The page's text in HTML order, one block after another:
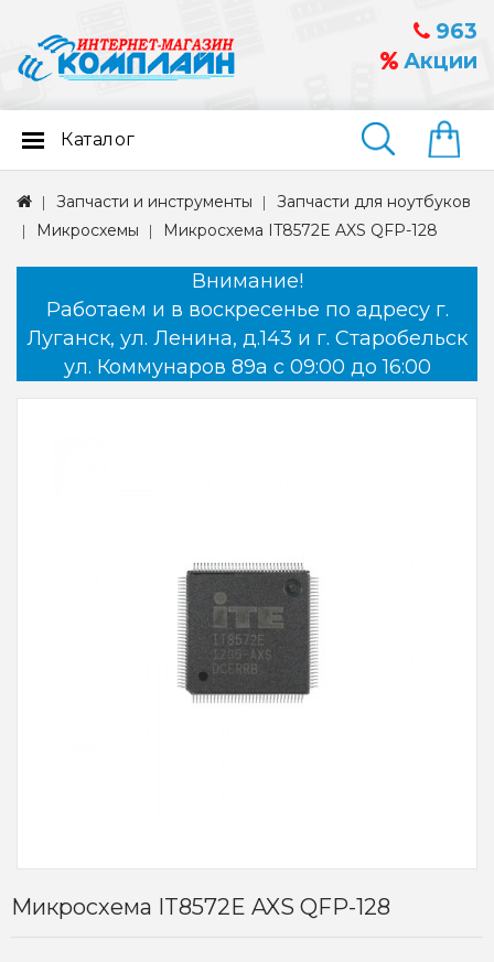
963
Акции
Найти
Каталог
Запчасти и инструменты
Запчасти для ноутбуков
Микросхемы
Микросхема IT8572E AXS QFP-128
Внимание!
Работаем и в воскресенье по адресу г.
Луганск, ул. Ленина, д.143 и г. Старобельск
ул. Коммунаров 89а с 09:00 до 16:00
Микросхема IT8572E AXS QFP-128